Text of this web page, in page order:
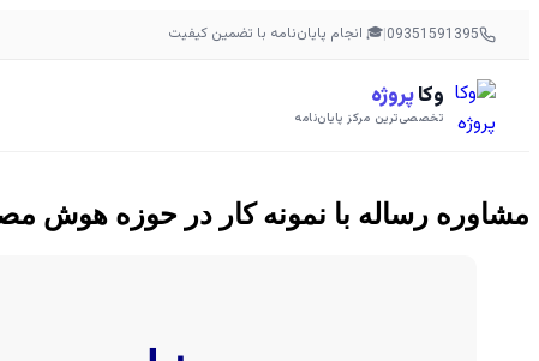
09351591395
|🎓 انجام پایان‌نامه با تضمین کیفیت
وکاپروژه
تخصصی‌ترین مرکز پایان‌نامه
مشاوره رساله با نمونه کار در حوزه هوش